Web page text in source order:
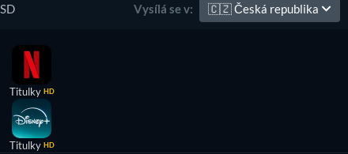
SD Vysílá se v: 🇨🇿Česká republika
Titulky HD
Titulky HD